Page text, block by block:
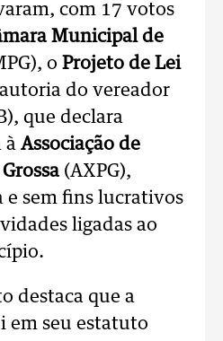
com 17 votos
Municipal de
o Projeto de Lei
do vereador
que declara
à Associação de
(AXPG),
sem fins lucrativos
ligadas ao
destaca que a
em seu estatuto